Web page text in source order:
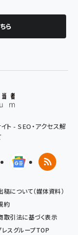
ら
ト - SEO・アクセス解
)
BlueskyGoogleニュ
RSS
稿について（媒体資料）
約
取引法に基づく表示
レスグループTOP